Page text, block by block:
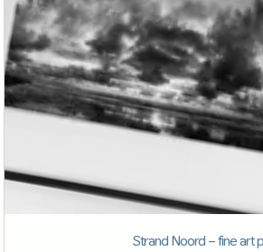
Strand Noord – fine art